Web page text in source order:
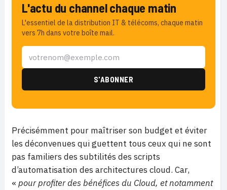
L'actu du channel chaque matin
L'essentiel de la distribution IT & télécoms, chaque matin
vers 7h dans votre boîte mail.
Précisémment pour maîtriser son budget et éviter
les déconvenues qui guettent tous ceux qui ne sont
pas familiers des subtilités des scripts
d’automatisation des architectures cloud. Car,
« pour profiter des bénéfices du Cloud, et notamment